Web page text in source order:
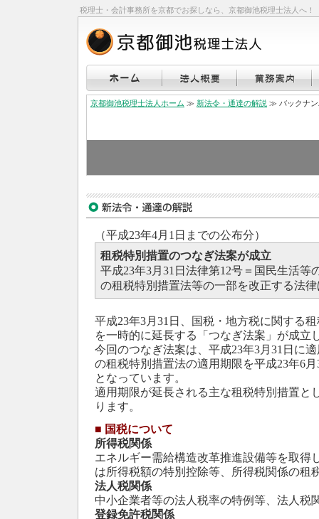
税理士・会計事務所を京都でお探しなら、京都御池税理士法人へ！
京都御池税理士法人ホーム ≫ 新法令・通達の解説 ≫ バックナン
（平成23年4月1日までの公布分）
租税特別措置のつなぎ法案が成立
平成23年3月31日法律第12号＝国民生活等
の租税特別措置法等の一部を改正する法
平成23年3月31日、国税・地方税に関する
を一時的に延長する「つなぎ法案」が成立
今回のつなぎ法案は、平成23年3月31日に
の租税特別措置法の適用期限を平成23年6
となっています。
適用期限が延長される主な租税特別措置と
ります。
■ 国税について
所得税関係
エネルギー需給構造改革推進設備等を取得
は所得税額の特別控除等、所得税関係の租
法人税関係
中小企業者等の法人税率の特例等、法人税
登録免許税関係